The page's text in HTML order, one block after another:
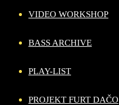
VIDEO WORKSHOP
BASS ARCHIVE
PLAY-LIST
PROJEKT FURT DAČO